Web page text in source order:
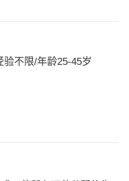
不限/年龄25-45岁